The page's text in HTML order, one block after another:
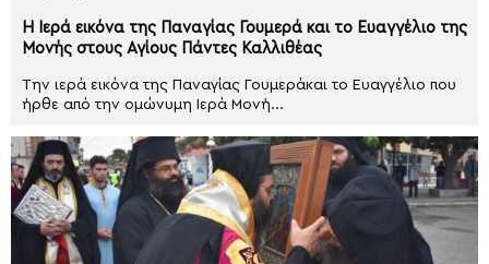
Η Ιερά εικόνα της Παναγίας Γουμερά και το Ευαγγέλιο της
Μονής στους Αγίους Πάντες Καλλιθέας
Την ιερά εικόνα της Παναγίας Γουμεράκαι το Ευαγγέλιο που
ήρθε από την ομώνυμη Ιερά Μονή...